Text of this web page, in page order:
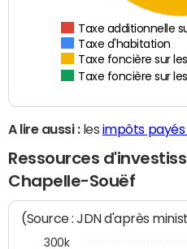
Taxe additionnelle
Taxe d'habitation
Taxe foncière sur
Taxe foncière sur
A lire aussi :les impôts payés
Ressources
Chapelle-Souëf
(Source : JDN d'après
300k